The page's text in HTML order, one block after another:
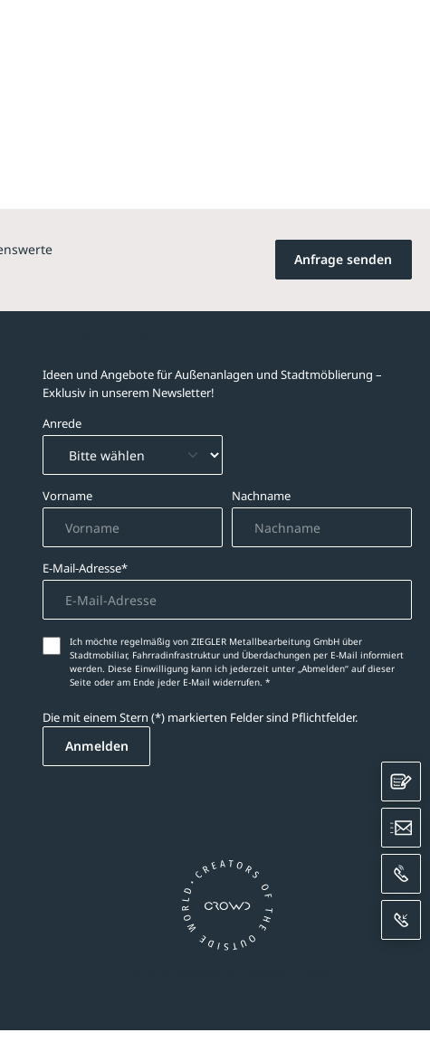
Anfrage senden
Ideen und Angebote für Außenanlagen und Stadtmöblierung –
Exklusiv in unserem Newsletter!
Anrede
Vorname Nachname
E-Mail-Adresse*
Ich möchte regelmäßig von ZIEGLER Metallbearbeitung GmbH über
Stadtmobiliar, Fahrradinfrastruktur und Überdachungen per E-Mail informiert
werden. Diese Einwilligung kann ich jederzeit unter „Abmelden‘‘ auf dieser
Seite oder am Ende jeder E-Mail widerrufen. *
Die mit einem Stern (*) markierten Felder sind Pflichtfelder.
Anmelden